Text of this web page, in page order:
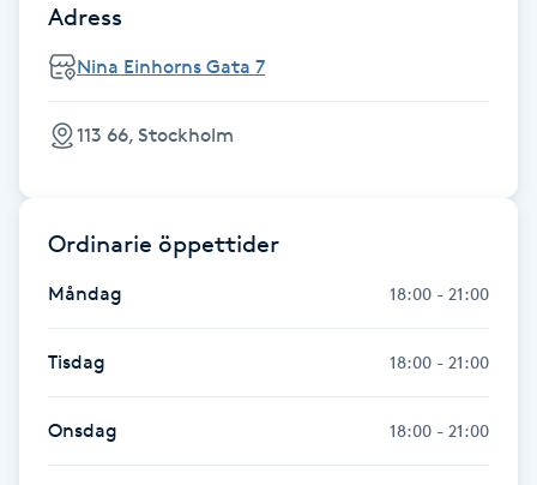
Fransborttagning
Fransförlängning
Fransförlängning Megavolym
Fransförlängning Volym
Fransk manikyr
Adress
Nina Einhorns Gata 7
113 66, Stockholm
Ordinarie öppettider
Måndag 18:00 - 21:00
Tisdag 18:00 - 21:00
Onsdag 18:00 - 21:00